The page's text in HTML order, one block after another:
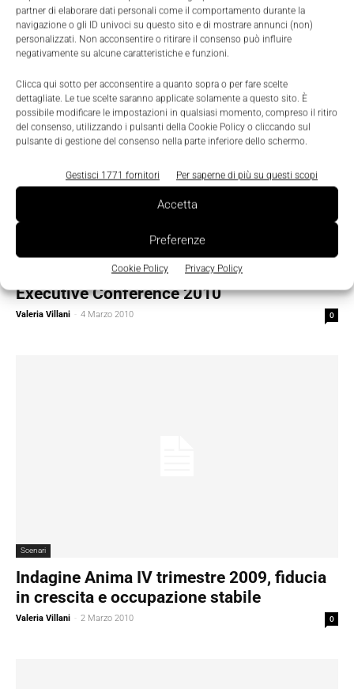
partner di elaborare dati personali come il comportamento durante la
navigazione o gli ID univoci su questo sito e di mostrare annunci (non)
personalizzati. Non acconsentire o ritirare il consenso può influire
negativamente su alcune caratteristiche e funzioni.
Clicca qui sotto per acconsentire a quanto sopra o per fare scelte
dettagliate. Le tue scelte saranno applicate solamente a questo sito. È
possibile modificare le impostazioni in qualsiasi momento, compreso il ritiro
del consenso, utilizzando i pulsanti della Cookie Policy o cliccando sul
pulsante di gestione del consenso nella parte inferiore dello schermo.
Gestisci 1771 fornitori Per saperne di più su questi scopi
Accetta
Preferenze
Cookie Policy Privacy Policy
Valeria Villani - 4 Marzo 2010
Ripresa responsabile, se ne parla alla Sap
Executive Conference 2010
Valeria Villani - 4 Marzo 2010 0
Scenari
Indagine Anima IV trimestre 2009, fiducia
in crescita e occupazione stabile
Valeria Villani - 2 Marzo 2010 0